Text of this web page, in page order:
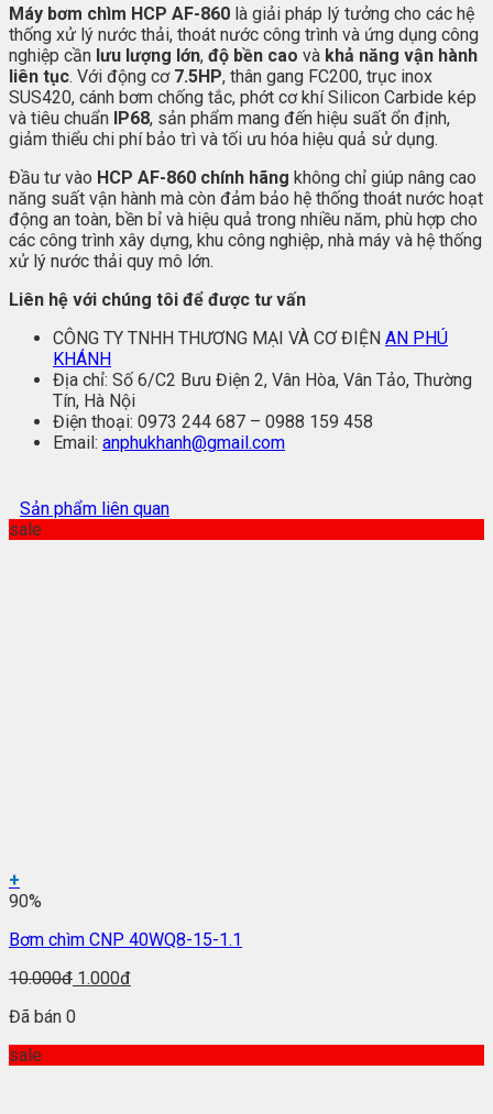
Máy bơm chìm HCP AF-860 là giải pháp lý tưởng cho các hệ
thống xử lý nước thải, thoát nước công trình và ứng dụng công
nghiệp cần lưu lượng lớn, độ bền cao và khả năng vận hành
liên tục. Với động cơ 7.5HP, thân gang FC200, trục inox
SUS420, cánh bơm chống tắc, phớt cơ khí Silicon Carbide kép
và tiêu chuẩn IP68, sản phẩm mang đến hiệu suất ổn định,
giảm thiểu chi phí bảo trì và tối ưu hóa hiệu quả sử dụng.
Đầu tư vào HCP AF-860 chính hãng không chỉ giúp nâng cao
năng suất vận hành mà còn đảm bảo hệ thống thoát nước hoạt
động an toàn, bền bỉ và hiệu quả trong nhiều năm, phù hợp cho
các công trình xây dựng, khu công nghiệp, nhà máy và hệ thống
xử lý nước thải quy mô lớn.
Liên hệ với chúng tôi để được tư vấn
CÔNG TY TNHH THƯƠNG MẠI VÀ CƠ ĐIỆN AN PHÚ
KHÁNH
Địa chỉ: Số 6/C2 Bưu Điện 2, Vân Hòa, Vân Tảo, Thường
Tín, Hà Nội
Điện thoại: 0973 244 687 – 0988 159 458
Email: anphukhanh@gmail.com
Sản phẩm liên quan
sale
+
90%
Bơm chìm CNP 40WQ8-15-1.1
10.000đ 1.000đ
Đã bán 0
sale